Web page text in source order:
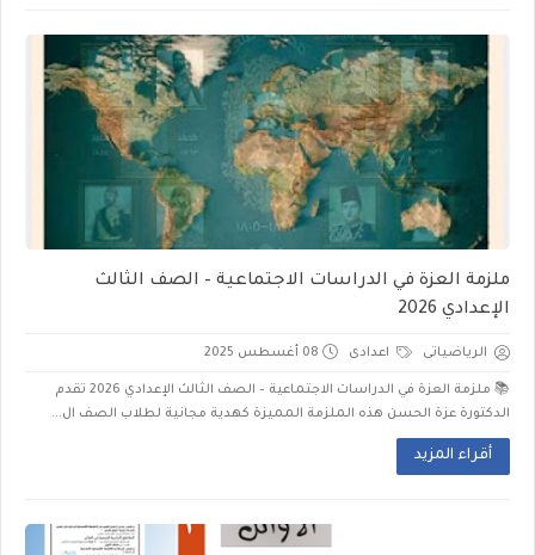
ملزمة العزة في الدراسات الاجتماعية – الصف الثالث
الإعدادي 2026
الرياضياتى اعدادى 08 أغسطس 2025
📚 ملزمة العزة في الدراسات الاجتماعية – الصف الثالث الإعدادي 2026 تقدم
الدكتورة عزة الحسن هذه الملزمة المميزة كهدية مجانية لطلاب الصف ال...
أقراء المزيد